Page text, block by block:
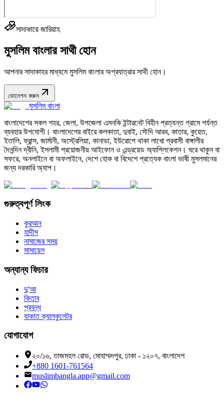
সাদাকায়ে জারিয়াহ
মুসলিম বাংলার সাথী হোন
আপনার সাদাকাহর মাধ্যমে মুসলিম বাংলার অগ্রযাত্রার সাথী হোন।
ডোনেশন করুন
মুসলিম বাংলা
বাংলাদেশের সকল শহর, জেলা, উপজেলা এমনকি ইন্টারনেট বিহীন প্রত্যন্ত গ্রামে পর্যন্ত
ব্যবহার উপযোগী। বাংলাদেশের বাইরে কলকাতা, দুবাই, সৌদি আরব, কাতার, কুয়েত,
ইতালি, ফ্রান্স, জার্মানী, অস্ট্রেলিয়া, কানাডা, ইউরোপে থাকা লাখো প্রবাসী বাঙ্গালীর
দৈনন্দিন দ্বীনি, ইসলামী প্রয়োজনীয় আইফোন ও এন্ড্রয়েড অ্যাপ্লিকেশন। ঘরে থাকুন বা
সফরে, অনলাইনে বা অফলাইনে, দেশে হোক বা বিদেশে প্রত্যেক বাংলা ভাষী মুসলমানের
জন্য দরকারি অ্যাপ।
গুরুত্বপূর্ণ লিংক
কুরআন
হাদীস
নামাজের সময়
মাসায়েল
অন্যান্য ফিচার
দু'আ
কিতাব
প্রবন্ধ
যাকাত ক্যালকুলেটর
যোগাযোগ
২০/১৬, তাজমহল রোড, মোহাম্মদপুর, ঢাকা - ১২০৭, বাংলাদেশ
+880 1601-761564
muslimbangla.app@gmail.com